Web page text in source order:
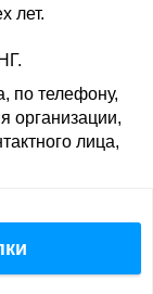
лет.
по телефону,
организации,
лица,